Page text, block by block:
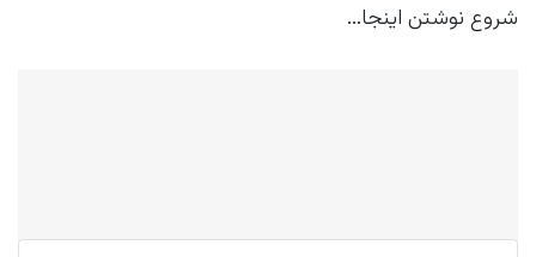
شروع نوشتن اینجا...